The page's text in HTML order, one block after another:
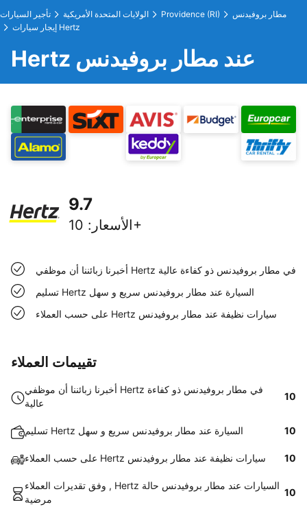
تأجير السيارات الولايات المتحدة الأمريكية Providence (RI)
مطار بروفيدنس
إيجار سيارات Hertz
Hertz عند مطار بروفيدنس
9.7
الأسعار : 10+
أخبرنا زبائننا أن موظفي Hertz في مطار بروفيدنس ذو كفاءة عالية
تسليم Hertz السيارة عند مطار بروفيدنس سريع و سهل
على حسب العملاء Hertz سيارات نظيفة عند مطار بروفيدنس
تقييمات العملاء
أخبرنا زبائننا أن موظفي Hertz في مطار بروفيدنس ذو كفاءة
عالية
10
تسليم Hertz السيارة عند مطار بروفيدنس سريع و سهل 10
على حسب العملاء Hertz سيارات نظيفة عند مطار بروفيدنس 10
وفق تقديرات العملاء , Hertz السيارات عند مطار بروفيدنس حالة
مرضية
10